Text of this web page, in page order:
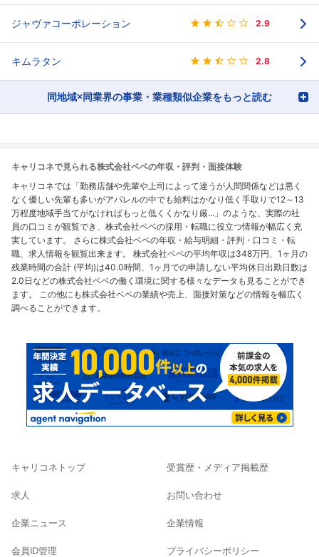
ジャヴァコーポレーション 2.9
キムラタン 2.8
同地域×同業界の事業・業種類似企業をもっと読む
キャリコネで見られる株式会社ベベの年収・評判・面接体験
キャリコネでは「勤務店舗や先輩や上司によって違うが人間関係などは悪く
なく優しい先輩も多いがアパレルの中でも給料はかなり低く手取りで12～13
万程度地域手当てがなければもっと低くくかなり厳...」のような、実際の社
員の口コミが観覧でき、株式会社ベベの採用・転職に役立つ情報が幅広く充
実しています。 さらに株式会社ベベの年収・給与明細・評判・口コミ・転
職、求人情報を観覧出来ます。 株式会社ベベの平均年収は348万円、1ヶ月の
残業時間の合計 (平均)は40.0時間、1ヶ月での申請しない平均休日出勤日数は
2.0日などの株式会社ベベの働く環境に関する様々なデータも見ることができ
ます。 この他にも株式会社ベベの業績や売上、面接対策などの情報を幅広く
調べることができます。
キャリコネトップ
求人
企業ニュース
会員ID管理
受賞歴・メディア掲載歴
お問い合わせ
企業情報
プライバシーポリシー